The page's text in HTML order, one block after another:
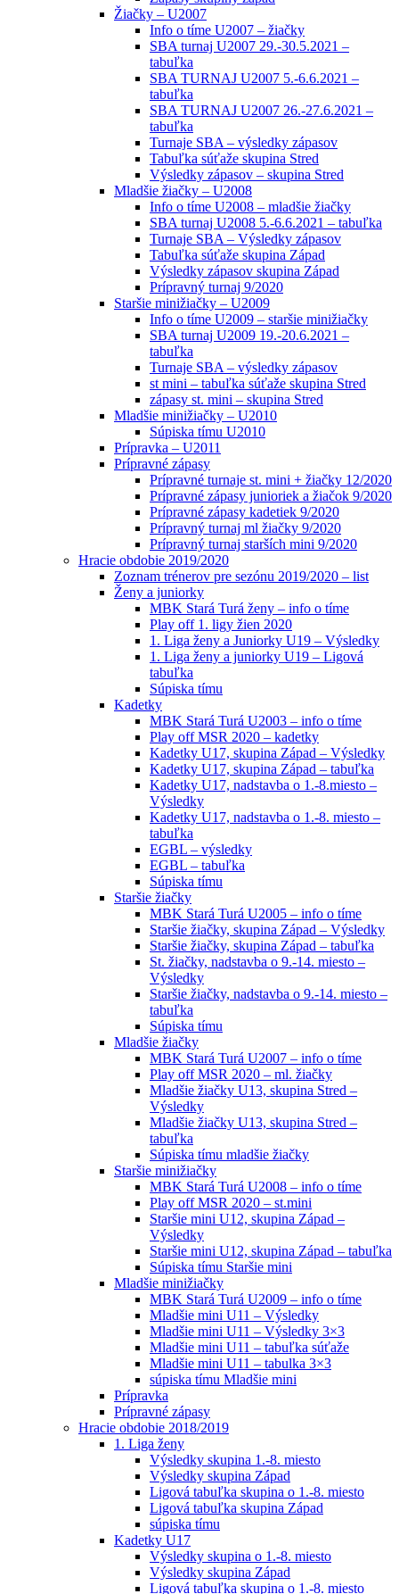
Žiačky – U2007
Info o tíme U2007 – žiačky
SBA turnaj U2007 29.-30.5.2021 –
tabuľka
SBA TURNAJ U2007 5.-6.6.2021 –
tabuľka
SBA TURNAJ U2007 26.-27.6.2021 –
tabuľka
Turnaje SBA – výsledky zápasov
Tabuľka súťaže skupina Stred
Výsledky zápasov – skupina Stred
Mladšie žiačky – U2008
Info o tíme U2008 – mladšie žiačky
SBA turnaj U2008 5.-6.6.2021 – tabuľka
Turnaje SBA – Výsledky zápasov
Tabuľka súťaže skupina Západ
Výsledky zápasov skupina Západ
Prípravný turnaj 9/2020
Staršie minižiačky – U2009
Info o tíme U2009 – staršie minižiačky
SBA turnaj U2009 19.-20.6.2021 –
tabuľka
Turnaje SBA – výsledky zápasov
st mini – tabuľka súťaže skupina Stred
zápasy st. mini – skupina Stred
Mladšie minižiačky – U2010
Súpiska tímu U2010
Prípravka – U2011
Prípravné zápasy
Prípravné turnaje st. mini + žiačky 12/2020
Prípravné zápasy junioriek a žiačok 9/2020
Prípravné zápasy kadetiek 9/2020
Prípravný turnaj ml žiačky 9/2020
Prípravný turnaj starších mini 9/2020
Hracie obdobie 2019/2020
Zoznam trénerov pre sezónu 2019/2020 – list
Ženy a juniorky
MBK Stará Turá ženy – info o tíme
Play off 1. ligy žien 2020
1. Liga ženy a Juniorky U19 – Výsledky
1. Liga ženy a juniorky U19 – Ligová
tabuľka
Súpiska tímu
Kadetky
MBK Stará Turá U2003 – info o tíme
Play off MSR 2020 – kadetky
Kadetky U17, skupina Západ – Výsledky
Kadetky U17, skupina Západ – tabuľka
Kadetky U17, nadstavba o 1.-8.miesto –
Výsledky
Kadetky U17, nadstavba o 1.-8. miesto –
tabuľka
EGBL – výsledky
EGBL – tabuľka
Súpiska tímu
Staršie žiačky
MBK Stará Turá U2005 – info o tíme
Staršie žiačky, skupina Západ – Výsledky
Staršie žiačky, skupina Západ – tabuľka
St. žiačky, nadstavba o 9.-14. miesto –
Výsledky
Staršie žiačky, nadstavba o 9.-14. miesto –
tabuľka
Súpiska tímu
Mladšie žiačky
MBK Stará Turá U2007 – info o tíme
Play off MSR 2020 – ml. žiačky
Mladšie žiačky U13, skupina Stred –
Výsledky
Mladšie žiačky U13, skupina Stred –
tabuľka
Súpiska tímu mladšie žiačky
Staršie minižiačky
MBK Stará Turá U2008 – info o tíme
Play off MSR 2020 – st.mini
Staršie mini U12, skupina Západ –
Výsledky
Staršie mini U12, skupina Západ – tabuľka
Súpiska tímu Staršie mini
Mladšie minižiačky
MBK Stará Turá U2009 – info o tíme
Mladšie mini U11 – Výsledky
Mladšie mini U11 – Výsledky 3×3
Mladšie mini U11 – tabuľka súťaže
Mladšie mini U11 – tabulka 3×3
súpiska tímu Mladšie mini
Prípravka
Prípravné zápasy
Hracie obdobie 2018/2019
1. Liga ženy
Výsledky skupina 1.-8. miesto
Výsledky skupina Západ
Ligová tabuľka skupina o 1.-8. miesto
Ligová tabuľka skupina Západ
súpiska tímu
Kadetky U17
Výsledky skupina o 1.-8. miesto
Výsledky skupina Západ
Ligová tabuľka skupina o 1.-8. miesto